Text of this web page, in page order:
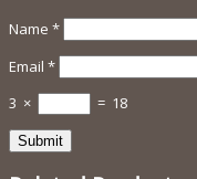
Name *
Email *
3 × = 18